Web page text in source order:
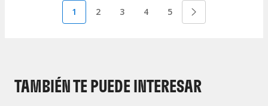
1 2 3 4 5
TAMBIÉN TE PUEDE INTERESAR